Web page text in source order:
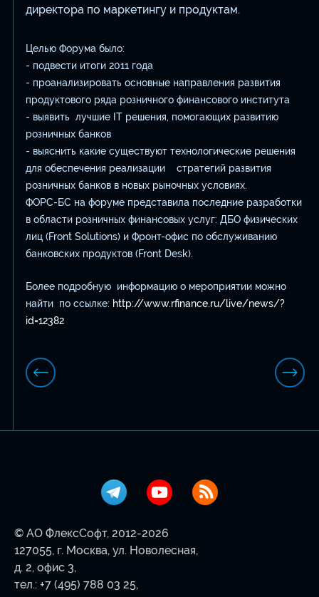
директора по маркетингу и продуктам.
Целью Форума было:
- подвести итоги 2011 года
- проанализировать основные направления развития
продуктового ряда розничного финансового института
- выявить лучшие IT решения, помогающих развитию
розничных банков
- выяснить какие существуют технологические решения
для обеспечения реализации стратегий развития
розничных банков в новых рыночных условиях.
ФОРС-БС на форуме представила последние разработки
в области розничных финансовых услуг: ДБО физических
лиц (Front Solutions) и Фронт-офис по обслуживанию
банковских продуктов (Front Desk).
Более подробную информацию о мероприятии можно
найти по ссылке: http://www.rfinance.ru/live/news/?
id=12382
© АО ФлексСофт, 2012-2026
127055, г. Москва, ул. Новолесная,
д. 2, офис 3,
тел.: +7 (495) 788 03 25,